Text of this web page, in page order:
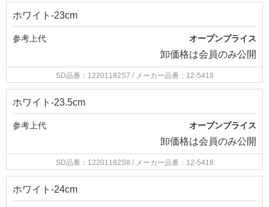
ホワイト-23cm
参考上代 オープンプライス
卸価格は会員のみ公開
SD品番：12201182S7 / メーカー品番：12-5418
ホワイト-23.5cm
参考上代 オープンプライス
卸価格は会員のみ公開
SD品番：12201182S8 / メーカー品番：12-5418
ホワイト-24cm